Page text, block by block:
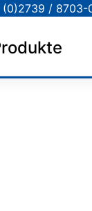
(0)2739 / 8703-